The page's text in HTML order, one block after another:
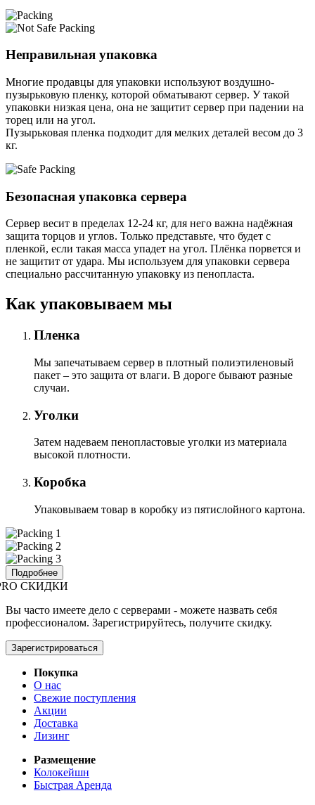
Неправильная упаковка
Многие продавцы для упаковки используют воздушно-
пузырьковую пленку, которой обматывают сервер. У такой
упаковки низкая цена, она не защитит сервер при падении на
торец или на угол.
Пузырьковая пленка подходит для мелких деталей весом до 3
кг.
Безопасная упаковка сервера
Сервер весит в пределах 12-24 кг, для него важна надёжная
защита торцов и углов. Только представьте, что будет с
пленкой, если такая масса упадет на угол. Плёнка порвется и
не защитит от удара. Мы используем для упаковки сервера
специально расcчитанную упаковку из пенопласта.
Как упаковываем мы
Пленка
Мы запечатываем сервер в плотный полиэтиленовый
пакет – это защита от влаги. В дороге бывают разные
случаи.
Уголки
Затем надеваем пенопластовые уголки из материала
высокой плотности.
Коробка
Упаковываем товар в коробку из пятислойного картона.
Подробнее
СКИДКИ
Вы часто имеете дело с серверами - можете назвать себя
профессионалом. Зарегистрируйтесь, получите скидку.
Зарегистрироваться
Покупка
О нас
Свежие поступления
Акции
Доставка
Лизинг
Размещение
Колокейшн
Быстрая Аренда